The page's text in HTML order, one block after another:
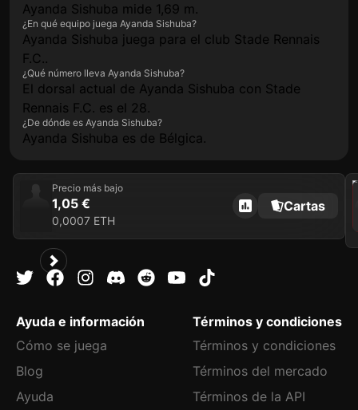
Ayanda Sishuba mide 1,69 m.
¿En qué equipo juega Ayanda Sishuba?
Ayanda Sishuba juega para el club Stade Rennais
F.C..
¿Qué número lleva Ayanda Sishuba?
El dorsal actual de Ayanda Sishuba con Stade
Rennais F.C. es el 28.
¿De dónde es Ayanda Sishuba?
Ayanda Sishuba es de Bélgica.
Precio más bajo
1,05 €
0,0007 ETH
Cartas
2024
Ayuda e información
Cómo se juega
Blog
Ayuda
Términos y condiciones
Términos y condiciones
Términos del mercado
Términos de la API